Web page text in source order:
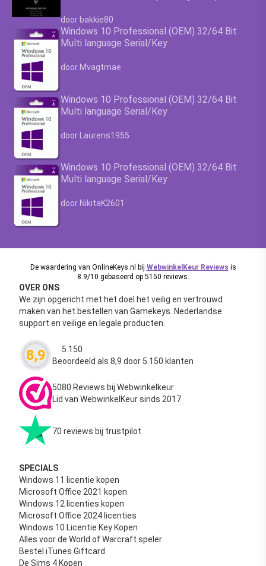
Waardering4.63
door bakkie80
Windows 10 Professional (OEM) 32/64 Bit
Multi language Serial/Key
Waardering4.63
door Mvagtmae
Windows 10 Professional (OEM) 32/64 Bit
Multi language Serial/Key
Waardering4.63uit 5
door Laurens1955
Windows 10 Professional (OEM) 32/64 Bit
Multi language Serial/Key
Waardering4.63
door NikitaK2601
De waardering van OnlineKeys.nl bij WebwinkelKeur Reviews is
8.9/10 gebaseerd op 5150 reviews.
OVER ONS
We zijn opgericht met het doel het veilig en vertrouwd
maken van het bestellen van Gamekeys. Nederlandse
support en veilige en legale producten.
8,9 Waardering
5.150
Beoordeeld als 8,9 door 5.150 klanten
5080 Reviews bij Webwinkelkeur
Lid van WebwinkelKeur sinds 2017
70 reviews bij trustpilot
SPECIALS
Windows 11 licentie kopen
Microsoft Office 2021 kopen
Windows 12 licenties kopen
Microsoft Office 2024 licenties
Windows 10 Licentie Key Kopen
Alles voor de World of Warcraft speler
Bestel iTunes Giftcard
De Sims 4 Kopen